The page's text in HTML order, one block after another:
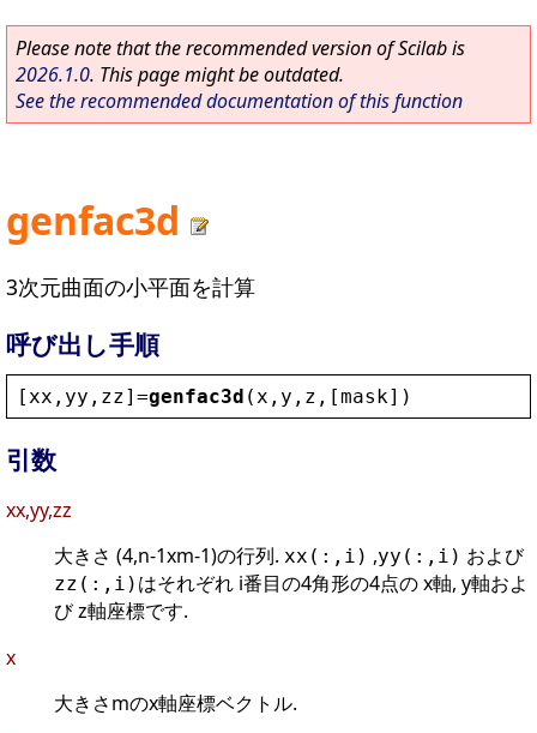
Please note that the recommended version of Scilab is
2026.1.0. This page might be outdated.
See the recommended documentation of this function
genfac3d
3次元曲面の小平面を計算
呼び出し手順
[ xx , yy , zz]=genfac3d ( x , y , z ,[mask])
引数
xx,yy,zz
大きさ (4,n-1xm-1)の行列. xx(:,i) ,yy(:,i) および
zz(:,i) はそれぞれ i番目の4角形の4点の x軸, y軸およ
び z軸座標です.
x
大きさmのx軸座標ベクトル.